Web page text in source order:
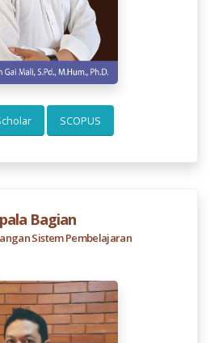
SCOPUS
Bagian
Sistem Pembelajaran